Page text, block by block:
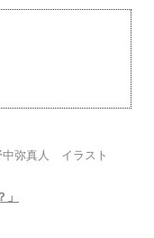
弥真人 イラスト